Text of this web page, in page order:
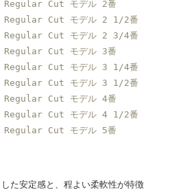
Regular Cut モデル 2番
Regular Cut モデル 2 1/2番
Regular Cut モデル 2 3/4番
Regular Cut モデル 3番
Regular Cut モデル 3 1/4番
Regular Cut モデル 3 1/2番
Regular Cut モデル 4番
Regular Cut モデル 4 1/2番
Regular Cut モデル 5番
た安定感と、程よい柔軟性が特徴